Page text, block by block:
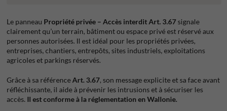
Le panneau Propriété privée – Accès interdit Art. 3.67signale
clairement qu’un terrain, bâtiment ou espace privé est réservé aux
personnes autorisées. Il est idéal pour les propriétés privées,
entreprises, chantiers, entrepôts, sites industriels, exploitations
agricoles et parkings réservés.
Grâce à sa référenceArt. 3.67, son message explicite et sa face avant
réfléchissante, il aide à prévenir les intrusions et à sécuriser les
accès. Il est conforme à la réglementation en Wallonie.